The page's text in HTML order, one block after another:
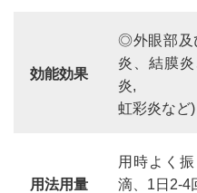
効能効果
◎外眼部及
炎、結膜
炎,
虹彩炎など)
用法用量
用時よく
滴、1日2-4